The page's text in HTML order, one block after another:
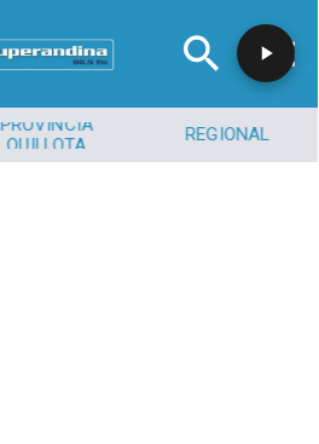
PROVINCIA
QUILLOTA
REGIONAL